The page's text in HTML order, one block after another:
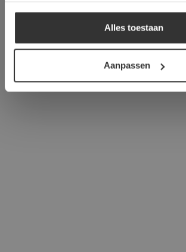
Alles toestaan
Aanpassen
ALLES AFWIJZEN
DETAILS WEERGEVEN